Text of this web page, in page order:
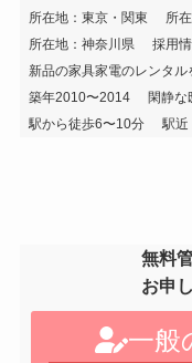
所在地：東京・関東
所
所在地：神奈川県
採用
新品の家具家電のレンタル
築年2010〜2014
閑静な
駅から徒歩6〜10分
駅近
無料
お申
一般